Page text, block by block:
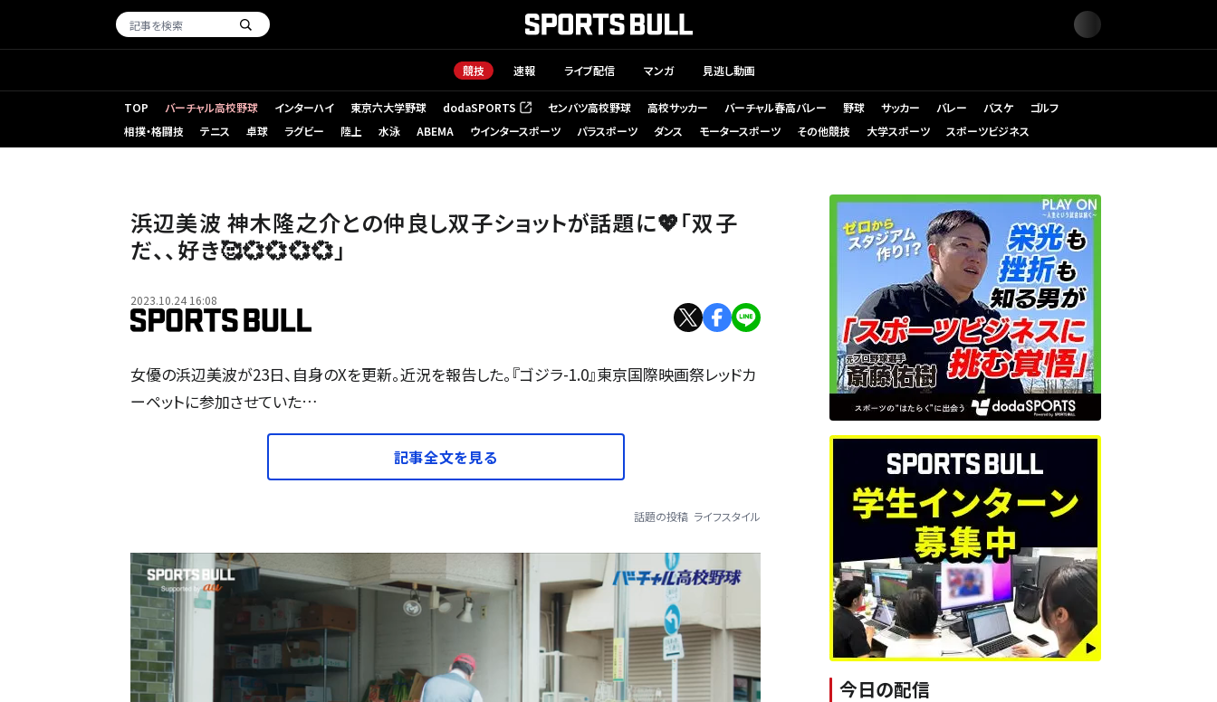
競技 速報 ライブ配信 マンガ 見逃し動画
TOP バーチャル高校野球 インターハイ 東京六大学野球 dodaSPORTS
（新しいタブで開く） センバツ高校野球 高校サッカー バーチャル春高バレー 野球 サッカー バレー バスケ
ゴルフ
相撲・格闘技
テニス 卓球 ラグビー 陸上 水泳 ABEMA ウインタースポーツ パラスポーツ ダンス モータースポーツ その他競技 大学スポーツ スポーツビジネス
浜辺美波 神木隆之介との仲良し双子ショットが話題に💖「双子
だ、、好き🥰💞💞💞💞」
2023.10.24 16:08
女優の浜辺美波が23日、自身のXを更新。近況を報告した。『ゴジラ-1.0』東京国際映画祭レッドカ
ーペットに参加させていた…
記事全文を見る
話題の投稿 ライフスタイル
今日の配信